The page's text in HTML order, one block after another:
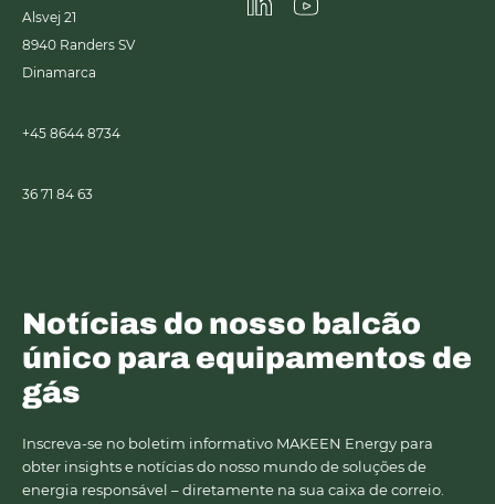
Alsvej 21
8940 Randers SV
Dinamarca
+45 8644 8734
36 71 84 63
Notícias do nosso balcão
único para equipamentos de
gás
Inscreva-se no boletim informativo MAKEEN Energy para
obter insights e notícias do nosso mundo de soluções de
energia responsável – diretamente na sua caixa de correio.